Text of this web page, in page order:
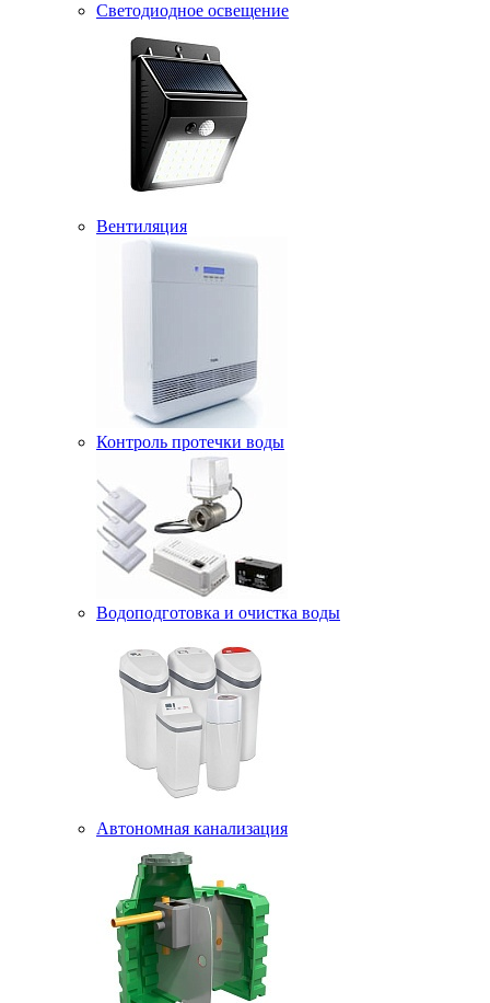
Светодиодное освещение
Вентиляция
Контроль протечки воды
Водоподготовка и очистка воды
Автономная канализация